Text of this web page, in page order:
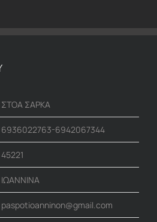
ΣΤΟΑ ΣΑΡΚΑ
6936022763-6942067344
45221
ΙΩΑΝΝΙΝΑ
paspotioanninon@gmail.com